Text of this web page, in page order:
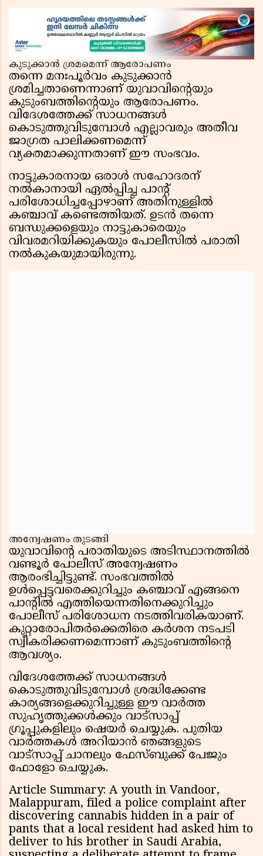
കുടുക്കാൻ ശ്രമമെന്ന് ആരോപണം
തന്നെ മനഃപൂർവം കുടുക്കാൻ
ശ്രമിച്ചതാണെന്നാണ് യുവാവിന്റെയും
കുടുംബത്തിന്റെയും ആരോപണം.
വിദേശത്തേക്ക് സാധനങ്ങൾ
കൊടുത്തുവിടുമ്പോൾ എല്ലാവരും അതീവ
ജാഗ്രത പാലിക്കണമെന്ന്
വ്യക്തമാക്കുന്നതാണ് ഈ സംഭവം.
നാട്ടുകാരനായ ഒരാൾ സഹോദരന്
നൽകാനായി ഏൽപ്പിച്ച പാന്റ്
പരിശോധിച്ചപ്പോഴാണ് അതിനുള്ളിൽ
കഞ്ചാവ് കണ്ടെത്തിയത്. ഉടൻ തന്നെ
ബന്ധുക്കളെയും നാട്ടുകാരെയും
വിവരമറിയിക്കുകയും പോലീസിൽ പരാതി
നൽകുകയുമായിരുന്നു.
അന്വേഷണം തുടങ്ങി
യുവാവിന്റെ പരാതിയുടെ അടിസ്ഥാനത്തിൽ
വണ്ടൂർ പോലീസ് അന്വേഷണം
ആരംഭിച്ചിട്ടുണ്ട്. സംഭവത്തിൽ
ഉൾപ്പെട്ടവരെക്കുറിച്ചും കഞ്ചാവ് എങ്ങനെ
പാന്റിൽ എത്തിയെന്നതിനെക്കുറിച്ചും
പോലീസ് പരിശോധന നടത്തിവരികയാണ്.
കുറ്റാരോപിതർക്കെതിരെ കർശന നടപടി
സ്വീകരിക്കണമെന്നാണ് കുടുംബത്തിന്റെ
ആവശ്യം.
വിദേശത്തേക്ക് സാധനങ്ങൾ
കൊടുത്തുവിടുമ്പോൾ ശ്രദ്ധിക്കേണ്ട
കാര്യങ്ങളെക്കുറിച്ചുള്ള ഈ വാർത്ത
സുഹൃത്തുക്കൾക്കും വാട്സാപ്പ്
ഗ്രൂപ്പുകളിലും ഷെയർ ചെയ്യുക. പുതിയ
വാർത്തകൾ അറിയാൻ ഞങ്ങളുടെ
വാട്സാപ്പ് ചാനലും ഫേസ്ബുക്ക് പേജും
ഫോളോ ചെയ്യുക.
Article Summary: A youth in Vandoor,
Malappuram, filed a police complaint after
discovering cannabis hidden in a pair of
pants that a local resident had asked him to
deliver to his brother in Saudi Arabia,